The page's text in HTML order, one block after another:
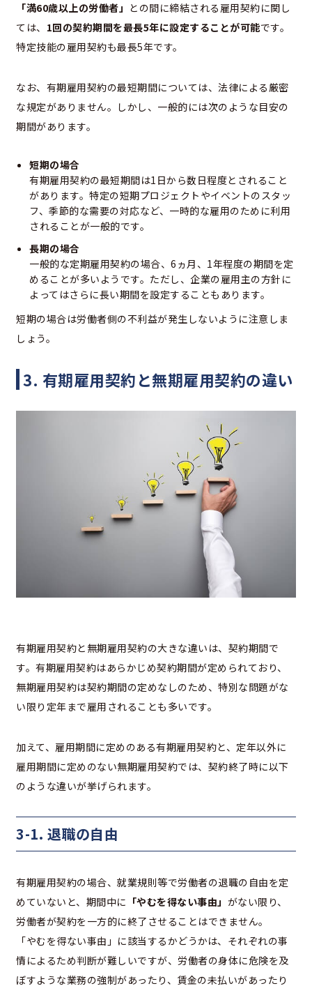
「満60歳以上の労働者」 との間に締結される雇用契約に関し
ては、 1回の契約期間を最長5年に設定することが可能です。
特定技能の雇用契約も最長5年です。
なお、有期雇用契約の最短期間については、法律による厳密
な規定がありません。しかし、一般的には次のような目安の
期間があります。
短期の場合
有期雇用契約の最短期間は1日から数日程度とされること
があります。特定の短期プロジェクトやイベントのスタッ
フ、季節的な需要の対応など、一時的な雇用のために利用
されることが一般的です。
長期の場合
一般的な定期雇用契約の場合、6ヵ月、1年程度の期間を定
めることが多いようです。ただし、企業の雇用主の方針に
よってはさらに長い期間を設定することもあります。
短期の場合は労働者側の不利益が発生しないように注意しま
しょう。
3. 有期雇用契約と無期雇用契約の違い
有期雇用契約と無期雇用契約の大きな違いは、契約期間で
す。有期雇用契約はあらかじめ契約期間が定められており、
無期雇用契約は契約期間の定めなしのため、特別な問題がな
い限り定年まで雇用されることも多いです。
加えて、雇用期間に定めのある有期雇用契約と、定年以外に
雇用期間に定めのない無期雇用契約では、契約終了時に以下
のような違いが挙げられます。
3-1. 退職の自由
有期雇用契約の場合、就業規則等で労働者の退職の自由を定
めていないと、期間中に 「やむを得ない事由」 がない限り、
労働者が契約を一方的に終了させることはできません。
「やむを得ない事由」に該当するかどうかは、それぞれの事
情によるため判断が難しいですが、労働者の身体に危険を及
ぼすような業務の強制があったり、賃金の未払いがあったり